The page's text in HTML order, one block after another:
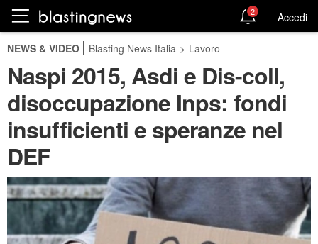
2 Accedi
NEWS & VIDEO Blasting News Italia > Lavoro
Naspi 2015, Asdi e Dis-coll,
disoccupazione Inps: fondi
insufficienti e speranze nel
DEF